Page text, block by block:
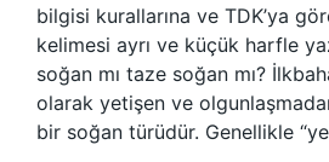
bilgisi kurallarına ve TDK’ya
kelimesi ayrı ve küçük harfle
soğan mı taze soğan mı?
olarak yetişen ve
bir soğan türüdür. Genellikle